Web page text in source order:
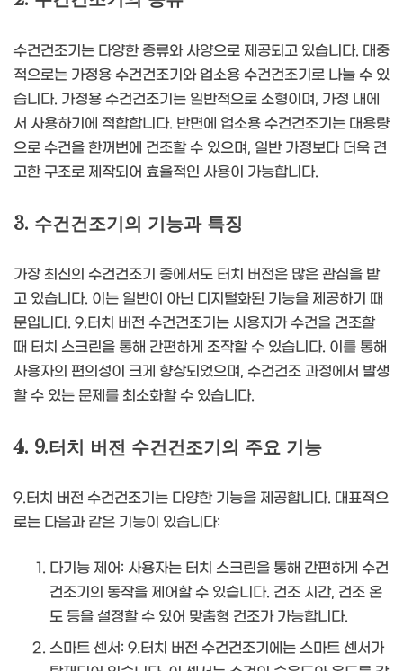
수건건조기는 다양한 종류와 사양으로 제공되고 있습니다. 대중
적으로는 가정용 수건건조기와 업소용 수건건조기로 나눌 수 있
습니다. 가정용 수건건조기는 일반적으로 소형이며, 가정 내에
서 사용하기에 적합합니다. 반면에 업소용 수건건조기는 대용량
으로 수건을 한꺼번에 건조할 수 있으며, 일반 가정보다 더욱 견
고한 구조로 제작되어 효율적인 사용이 가능합니다.
3. 수건건조기의 기능과 특징
가장 최신의 수건건조기 중에서도 터치 버전은 많은 관심을 받
고 있습니다. 이는 일반이 아닌 디지털화된 기능을 제공하기 때
문입니다. 9.터치 버전 수건건조기는 사용자가 수건을 건조할
때 터치 스크린을 통해 간편하게 조작할 수 있습니다. 이를 통해
사용자의 편의성이 크게 향상되었으며, 수건건조 과정에서 발생
할 수 있는 문제를 최소화할 수 있습니다.
4. 9.터치 버전 수건건조기의 주요 기능
9.터치 버전 수건건조기는 다양한 기능을 제공합니다. 대표적으
로는 다음과 같은 기능이 있습니다:
다기능 제어: 사용자는 터치 스크린을 통해 간편하게 수건
건조기의 동작을 제어할 수 있습니다. 건조 시간, 건조 온
도 등을 설정할 수 있어 맞춤형 건조가 가능합니다.
스마트 센서: 9.터치 버전 수건건조기에는 스마트 센서가